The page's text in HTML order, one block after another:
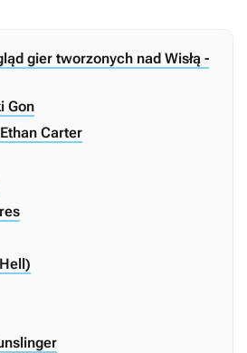
gier tworzonych nad Wisłą -
Gon
Carter